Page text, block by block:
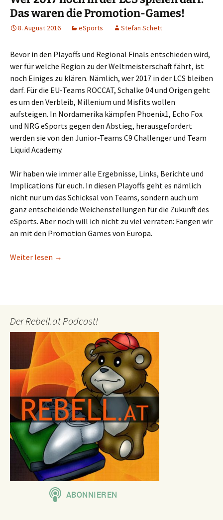
Das waren die Promotion-Games!
8. August 2016 eSports Stefan Schett
Bevor in den Playoffs und Regional Finals entschieden wird,
wer für welche Region zu der Weltmeisterschaft fährt, ist
noch Einiges zu klären. Nämlich, wer 2017 in der LCS bleiben
darf. Für die EU-Teams ROCCAT, Schalke 04 und Origen geht
es um den Verbleib, Millenium und Misfits wollen
aufsteigen. In Nordamerika kämpfen Phoenix1, Echo Fox
und NRG eSports gegen den Abstieg, herausgefordert
werden sie von den Junior-Teams C9 Challenger und Team
Liquid Academy.
Wir haben wie immer alle Ergebnisse, Links, Berichte und
Implications für euch. In diesen Playoffs geht es nämlich
nicht nur um das Schicksal von Teams, sondern auch um
ganz entscheidende Weichenstellungen für die Zukunft des
eSports. Aber noch will ich nicht zu viel verraten: Fangen wir
an mit den Promotion Games von Europa.
Weiter lesen Wer 2017 noch in der LCS spielen darf: Das
→
Der Rebell.at Podcast!